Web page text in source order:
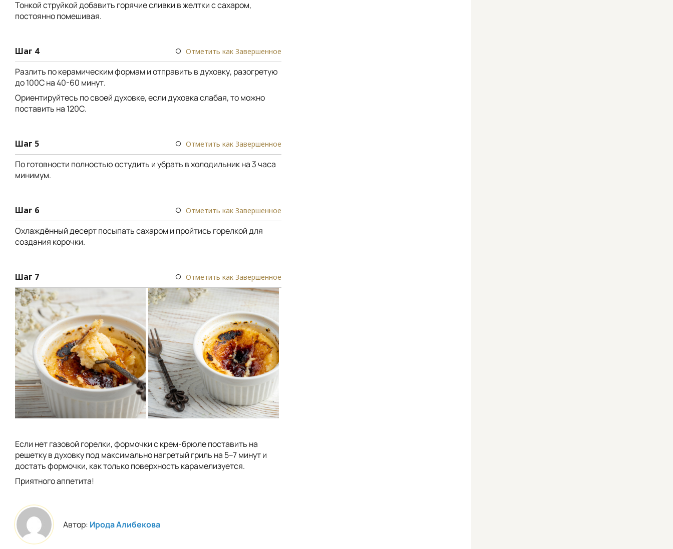
Тонкой струйкой добавить горячие сливки в желтки с сахаром,
постоянно помешивая.
Шаг 4 Отметить как Завершенное
Разлить по керамическим формам и отправить в духовку, разогретую
до 100С на 40-60 минут.
Ориентируйтесь по своей духовке, если духовка слабая, то можно
поставить на 120С.
Шаг 5 Отметить как Завершенное
По готовности полностью остудить и убрать в холодильник на 3 часа
минимум.
Шаг 6 Отметить как Завершенное
Охлаждённый десерт посыпать сахаром и пройтись горелкой для
создания корочки.
Шаг 7 Отметить как Завершенное
Если нет газовой горелки, формочки с крем-брюле поставить на
решетку в духовку под максимально нагретый гриль на 5–7 минут и
достать формочки, как только поверхность карамелизуется.
Приятного аппетита!
Автор: Ирода Алибекова